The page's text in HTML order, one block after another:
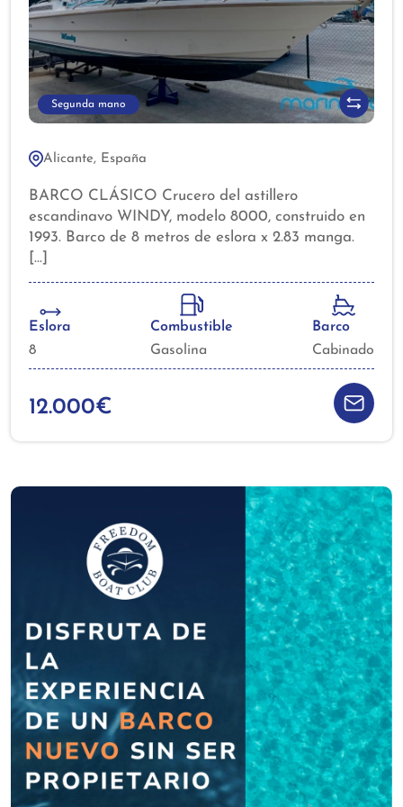
Segunda mano
Alicante, España
12.000€
BARCO CLÁSICO Crucero del astillero
escandinavo WINDY, modelo 8000, construido en
1993. Barco de 8 metros de eslora x 2.83 manga.
Eslora y manga técnica: 7,47 X 2.68 2 motores
gasolina VOLVO PENTA 431B 2 x 150 CV (1994)
DOCUMENTACIÓN TODO AL DÍA!! Mejor
quedar y venir a verlo
Eslora
8
Combustible
Gasolina
Barco
Cabinado